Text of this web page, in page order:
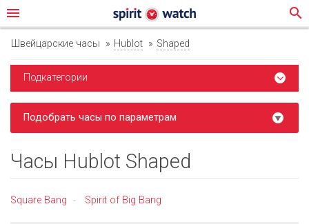
menu search
Швейцарские часы Hublot Shaped
Подкатегории
Подобрать часы по параметрам
Часы Hublot Shaped
Square Bang - Spirit of Big Bang